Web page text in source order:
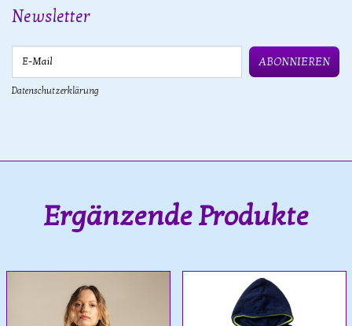
Newsletter
ABONNIEREN
Datenschutzerklärung
Ergänzende Produkte